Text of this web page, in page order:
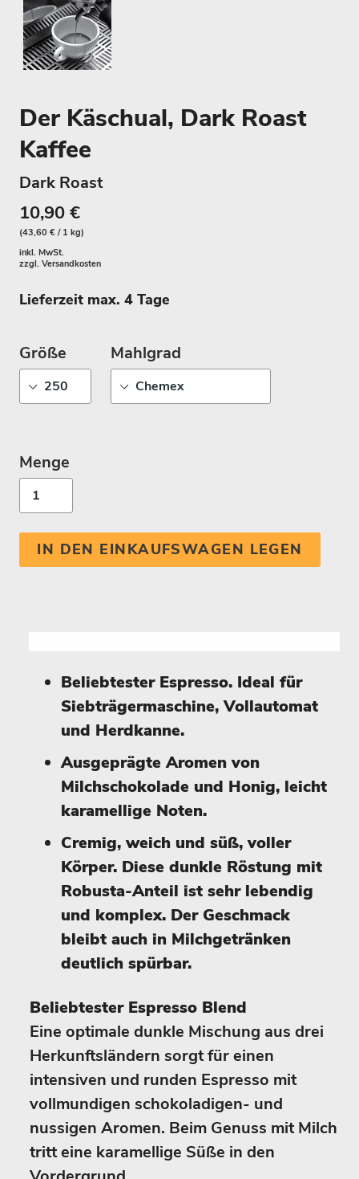
Der Käschual, Dark Roast
Kaffee
Dark Roast
10,90 €
(43,60 € / 1 kg)
inkl. MwSt.
zzgl. Versandkosten
Lieferzeit max. 4 Tage
Größe Mahlgrad
Menge
IN DEN EINKAUFSWAGEN LEGEN
Beliebtester Espresso. Ideal für
Siebträgermaschine, Vollautomat
und Herdkanne.
Ausgeprägte Aromen von
Milchschokolade und Honig, leicht
karamellige Noten.
Cremig, weich und süß, voller
Körper. Diese dunkle Röstung mit
Robusta-Anteil ist sehr lebendig
und komplex. Der Geschmack
bleibt auch in Milchgetränken
deutlich spürbar.
Beliebtester Espresso Blend
Eine optimale dunkle Mischung aus drei
Herkunftsländern sorgt für einen
intensiven und runden Espresso mit
vollmundigen schokoladigen- und
nussigen Aromen. Beim Genuss mit Milch
tritt eine karamellige Süße in den